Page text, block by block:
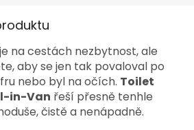
na cestách nezbytnost, ale
aby se jen tak povaloval po
nebo byl na očích. Toilet
in-Van řeší přesně tenhle
čistě a nenápadně.